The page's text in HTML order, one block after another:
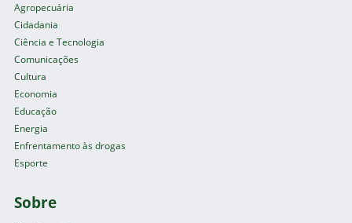
Agropecuária
Cidadania
Ciência e Tecnologia
Comunicações
Cultura
Economia
Educação
Energia
Enfrentamento às drogas
Esporte
Sobre